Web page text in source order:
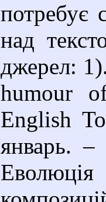
потребує
над
джерел:
humour
English
январь.